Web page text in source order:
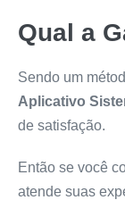
Qual a
Sendo um
Aplicativo
de satisfação.
Então se você
atende suas